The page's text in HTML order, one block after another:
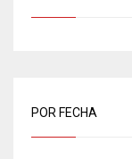
POR FECHA